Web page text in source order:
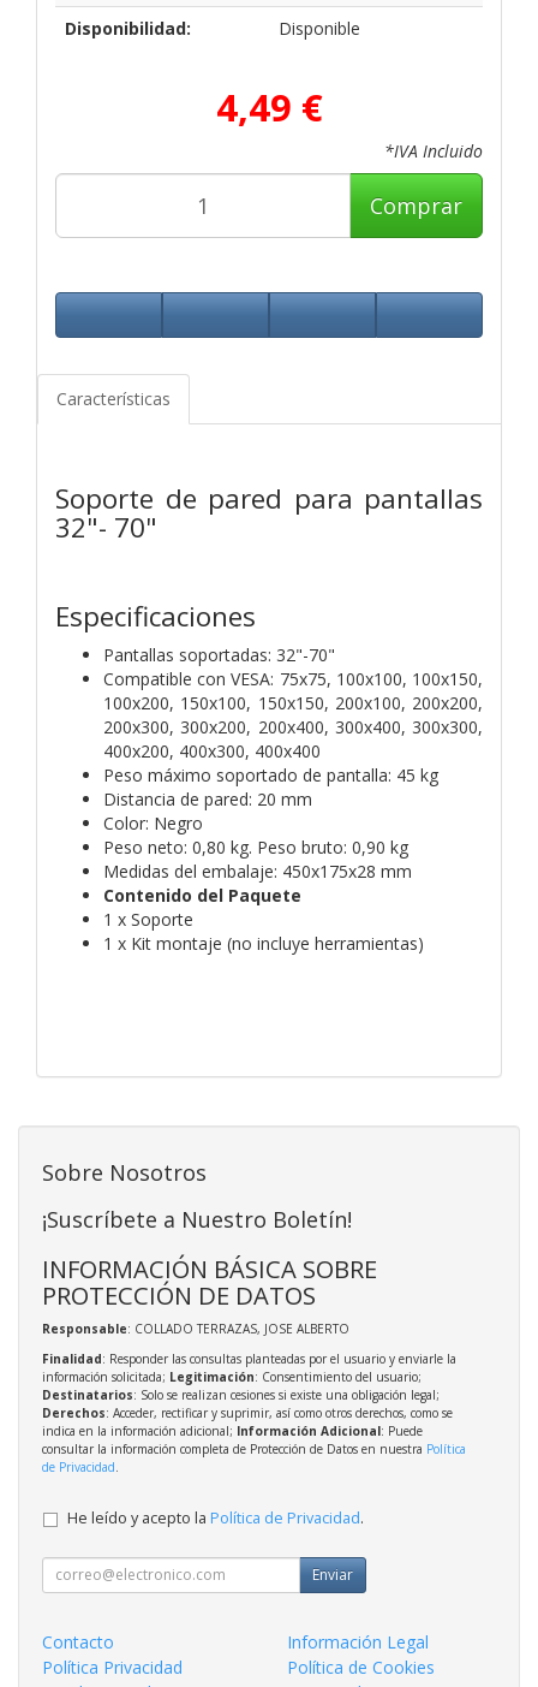
Disponibilidad:
Disponible
4,49 €
*IVA Incluido
Comprar
Características
Soporte de pared para pantallas
32"- 70"
Especificaciones
Pantallas soportadas: 32"-70"
Compatible con VESA: 75x75, 100x100, 100x150,
100x200, 150x100, 150x150, 200x100, 200x200,
200x300, 300x200, 200x400, 300x400, 300x300,
400x200, 400x300, 400x400
Peso máximo soportado de pantalla: 45 kg
Distancia de pared: 20 mm
Color: Negro
Peso neto: 0,80 kg. Peso bruto: 0,90 kg
Medidas del embalaje: 450x175x28 mm
Contenido del Paquete
1 x Soporte
1 x Kit montaje (no incluye herramientas)
Sobre Nosotros
¡Suscríbete a Nuestro Boletín!
INFORMACIÓN BÁSICA SOBRE
PROTECCIÓN DE DATOS
Responsable: COLLADO TERRAZAS, JOSE ALBERTO
Finalidad: Responder las consultas planteadas por el usuario y enviarle la
información solicitada; Legitimación: Consentimiento del usuario;
Destinatarios: Solo se realizan cesiones si existe una obligación legal;
Derechos: Acceder, rectificar y suprimir, así como otros derechos, como se
indica en la información adicional; Información Adicional: Puede
consultar la información completa de Protección de Datos en nuestra Política
de Privacidad
He leído y acepto la Política de Privacidad.
Enviar
Contacto
Información Legal
Política Privacidad
Política de Cookies